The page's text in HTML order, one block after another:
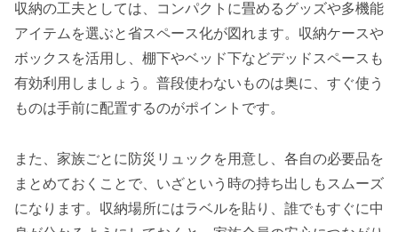
収納の工夫としては、コンパクトに畳めるグッズや多機能
アイテムを選ぶと省スペース化が図れます。収納ケースや
ボックスを活用し、棚下やベッド下などデッドスペースも
有効利用しましょう。普段使わないものは奥に、すぐ使う
ものは手前に配置するのがポイントです。
また、家族ごとに防災リュックを用意し、各自の必要品を
まとめておくことで、いざという時の持ち出しもスムーズ
になります。収納場所にはラベルを貼り、誰でもすぐに中